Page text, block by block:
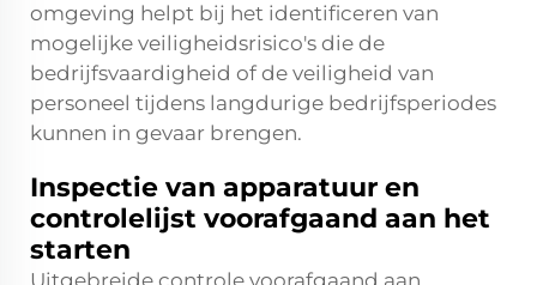
omgeving helpt bij het identificeren van
mogelijke veiligheidsrisico's die de
bedrijfsvaardigheid of de veiligheid van
personeel tijdens langdurige bedrijfsperiodes
kunnen in gevaar brengen.
Inspectie van apparatuur en
controlelijst voorafgaand aan het
starten
Uitgebreide controle voorafgaand aan